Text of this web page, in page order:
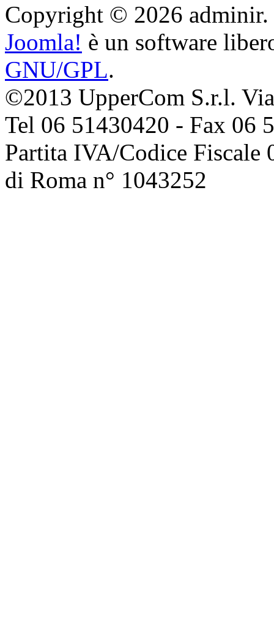
Copyright © 2026
Joomla! è un software
GNU/GPL.
©2013 UpperCom S.r.l.
Tel 06 51430420 - Fax 06
Partita IVA/Codice
di Roma n° 1043252